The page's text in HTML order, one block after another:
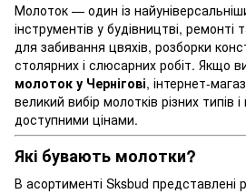
Молоток — один із
інструментів у будівництві, ремонті
для забивання цвяхів, розборки
столярних і слюсарних робіт. Якщо
молоток у Чернігові, інтернет-
великий вибір молотків різних типів
доступними цінами.
Які бувають молотки?
В асортименті Sksbud представлені